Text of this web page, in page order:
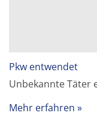
Pkw entwendet
Unbekannte Täter
Mehr erfahren